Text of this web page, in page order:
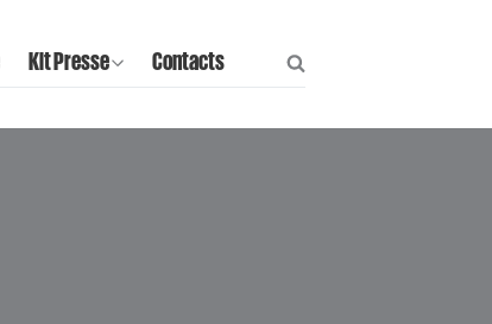
Kit Presse Contacts